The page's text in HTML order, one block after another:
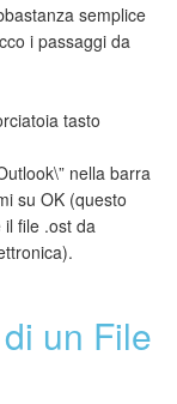
semplice
i passaggi da
tasto
nella barra
su OK (questo
file .ost da
un File